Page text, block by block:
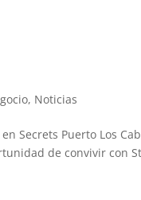
, Noticias
Secrets Puerto Los
de convivir con